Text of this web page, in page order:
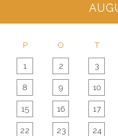
P O T
1 2 3
8 9 10
15 16 17
22 23 24